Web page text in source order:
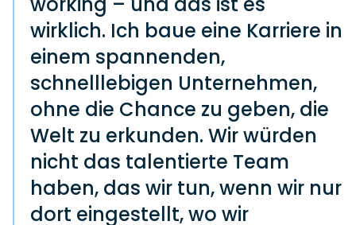
wirklich. Ich baue eine Karriere in
einem spannenden,
schnelllebigen Unternehmen,
ohne die Chance zu geben, die
Welt zu erkunden. Wir würden
nicht das talentierte Team
haben, das wir tun, wenn wir nur
dort eingestellt, wo wir